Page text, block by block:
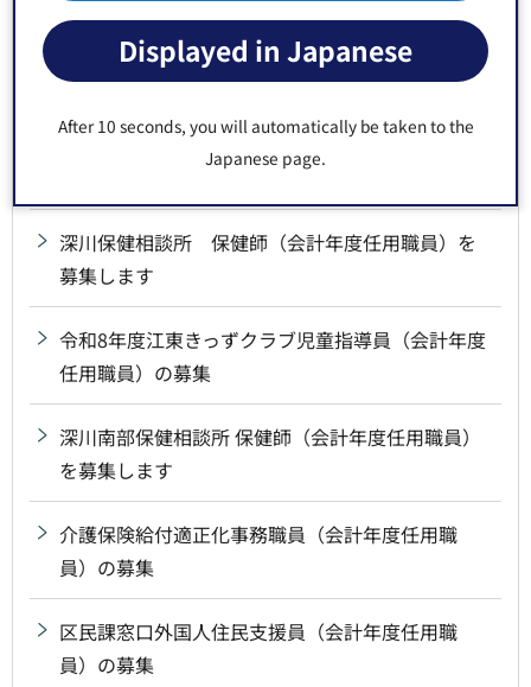
Displayed in Japanese
After 10 seconds, you will automatically be taken to the
Japanese page.
度任用職員）の募集について
江東区東大島オフィスサポーター（障害のある会
計年度任用職員）の募集について
城東保健相談所 保健師の募集について
深川保健相談所 保健師（会計年度任用職員）を
募集します
令和8年度江東きっずクラブ児童指導員（会計年度
任用職員）の募集
深川南部保健相談所 保健師（会計年度任用職員）
を募集します
介護保険給付適正化事務職員（会計年度任用職
員）の募集
区民課窓口外国人住民支援員（会計年度任用職
員）の募集